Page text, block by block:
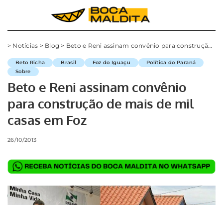
> Notícias > Blog > Beto e Reni assinam convênio para construção de mais de mil casas em Foz
Beto Richa Brasil Foz do Iguaçu
Política do Paraná
Sobre
Beto e Reni assinam convênio
para construção de mais de mil
casas em Foz
26/10/2013